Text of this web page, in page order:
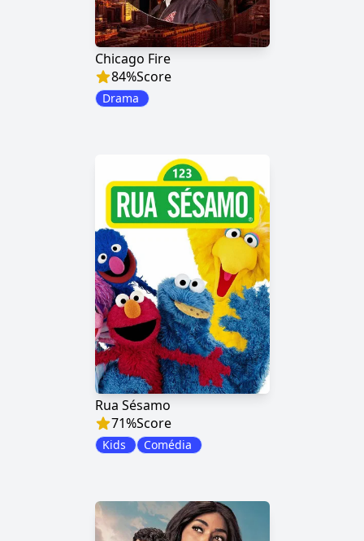
Chicago Fire
84%Score
Drama
Rua Sésamo
71%Score
Kids Comédia